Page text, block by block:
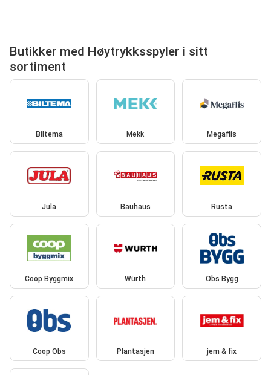
Butikker med Høytrykksspyler i sitt
sortiment
Biltema Mekk Megaflis
Jula Bauhaus Rusta
Coop Byggmix Würth Obs Bygg
Coop Obs Plantasjen jem & fix